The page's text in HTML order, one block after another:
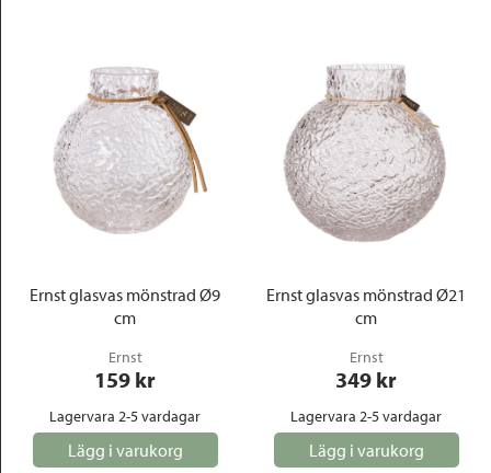
Ernst glasvas mönstrad Ø9
cm
Ernst
159 kr
Lagervara 2-5 vardagar
Lägg i varukorg
Ernst glasvas mönstrad Ø21
cm
Ernst
349 kr
Lagervara 2-5 vardagar
Lägg i varukorg